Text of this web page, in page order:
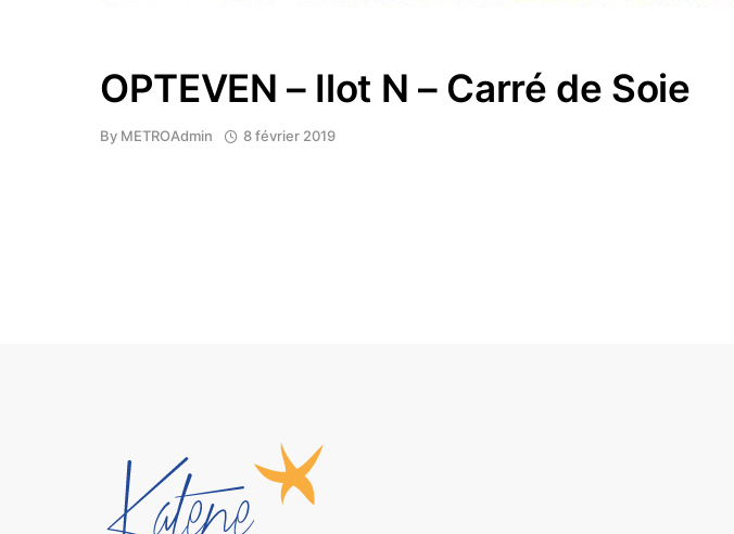
OPTEVEN – Ilot N – Carré de Soie
By METROAdmin 8 février 2019